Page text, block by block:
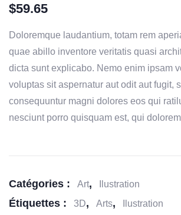
$59.65
Doloremque laudantium, totam rem
quae abillo inventore veritatis quasi
dicta sunt explicabo. Nemo enim ipsam
voluptas sit aspernatur aut odit aut fugit,
consequuntur magni dolores eos qui
nesciunt porro quisquam est, qui dolorem
Catégories : Art, Ilustration
Étiquettes : 3D, Arts, Ilustration